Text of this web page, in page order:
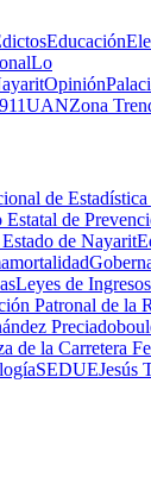
Educación
Lo
Opinión
UANZona
de
Estatal de
de Nayarit
mortalidad
Leyes de Ingresos
Patronal de la
Preciado
de la Carretera
SEDUEJesús